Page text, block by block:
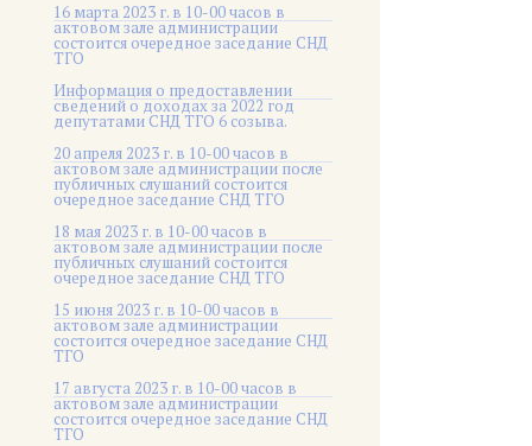
16 марта 2023 г. в 10-00 часов в
актовом зале администрации
состоится очередное заседание СНД
ТГО
Информация о предоставлении
сведений о доходах за 2022 год
депутатами СНД ТГО 6 созыва.
20 апреля 2023 г. в 10-00 часов в
актовом зале администрации после
публичных слушаний состоится
очередное заседание СНД ТГО
18 мая 2023 г. в 10-00 часов в
актовом зале администрации после
публичных слушаний состоится
очередное заседание СНД ТГО
15 июня 2023 г. в 10-00 часов в
актовом зале администрации
состоится очередное заседание СНД
ТГО
17 августа 2023 г. в 10-00 часов в
актовом зале администрации
состоится очередное заседание СНД
ТГО